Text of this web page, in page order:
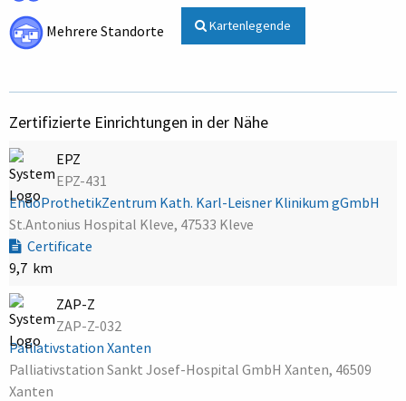
Mehrere Standorte Kartenlegende
Zertifizierte Einrichtungen in der Nähe
EPZ
EPZ-431
EndoProthetikZentrum Kath. Karl-Leisner Klinikum gGmbH
St.Antonius Hospital Kleve, 47533 Kleve
Certificate
9,7 km
ZAP-Z
ZAP-Z-032
Palliativstation Xanten
Palliativstation Sankt Josef-Hospital GmbH Xanten, 46509
Xanten